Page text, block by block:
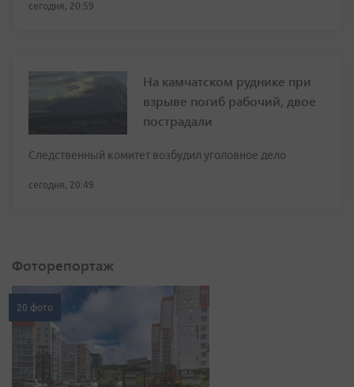
сегодня, 20:59
На камчатском руднике при
взрыве погиб рабочий, двое
пострадали
Следственный комитет возбудил уголовное дело
сегодня, 20:49
Фоторепортаж
20 фото